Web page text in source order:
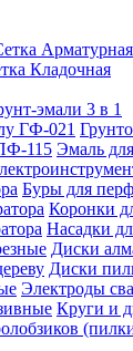
Арматурная
Кладочная
эмали 3 в 1
Эмаль
Буры для
Коронки
Насадки
Диски
Диски
Электроды
Круги и